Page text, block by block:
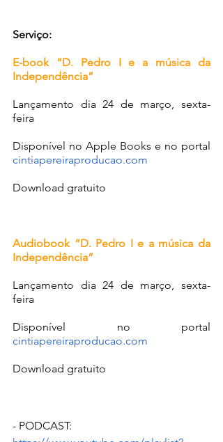
Serviço:
E-book “D. Pedro I e a música da
Independência”
Lançamento dia 24 de março, sexta-
feira
cintiapereiraproducao.com
Download gratuito
Audiobook “D. Pedro I e a música da
Independência”
Lançamento dia 24 de março, sexta-
feira
cintiapereiraproducao.com
Download gratuito
- PODCAST: